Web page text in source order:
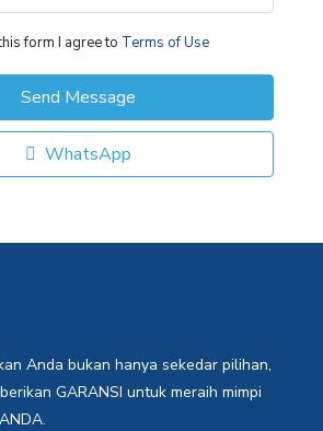
form I agree to Terms of Use
Send Message
WhatsApp
Anda bukan hanya sekedar pilihan,
GARANSI untuk meraih mimpi